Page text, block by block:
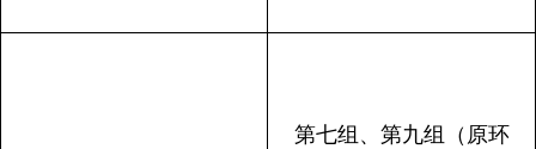
第七组、第九组（原环